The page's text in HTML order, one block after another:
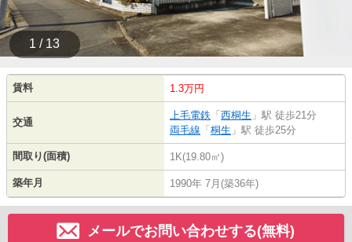
1 / 13
賃料 1.3万円
交通
上毛電鉄 「 西桐生 」駅 徒歩21分
両毛線 「 桐生 」駅 徒歩25分
間取り(面積) 1K(19.80㎡)
築年月 1990年 7月(築36年)
メールでお問い合わせする(無料)